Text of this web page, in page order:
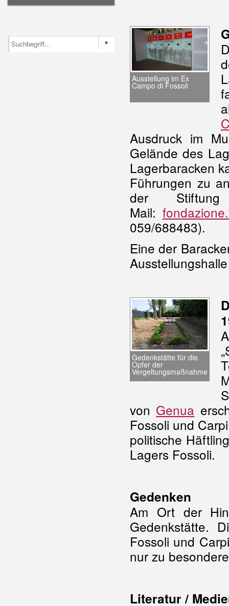
Ausstellung im Ex
Campo di Fossoli
Ausdruck im
Gelände des
Lagerbaracken
Führungen zu
der
Mail:
059/688483).
Eine der
Gedenkstätte für die
Opfer der
Vergeltungsmaßnahme
von Genua
Fossoli und
politische
Lagers Fossoli.
Gedenken
Am Ort der
Gedenkstätte.
Fossoli und
nur zu
Literatur /